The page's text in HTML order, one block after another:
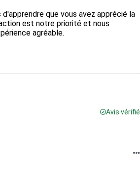
que vous avez apprécié la
est notre priorité et nous
agréable.
Avis vérifié